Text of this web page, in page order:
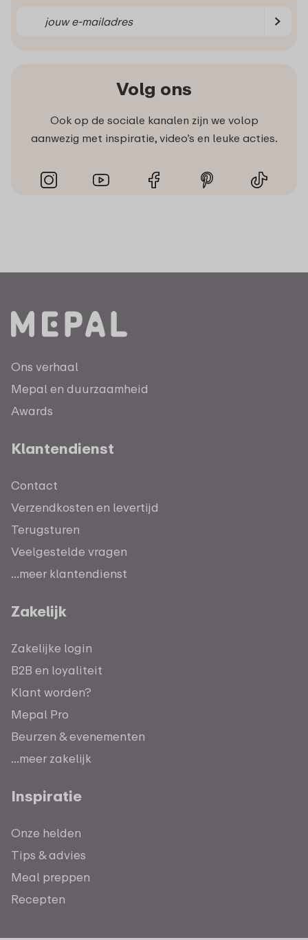
Volg ons
Ook op de sociale kanalen zijn we volop
aanwezig met inspiratie, video’s en leuke acties.
Ons verhaal
Mepal en duurzaamheid
Awards
Klantendienst
Contact
Verzendkosten en levertijd
Terugsturen
Veelgestelde vragen
...meer klantendienst
Zakelijk
Zakelijke login
B2B en loyaliteit
Klant worden?
Mepal Pro
Beurzen & evenementen
...meer zakelijk
Inspiratie
Onze helden
Tips & advies
Meal preppen
Recepten